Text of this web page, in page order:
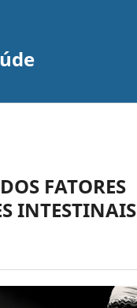
FATORES
INTESTINAIS